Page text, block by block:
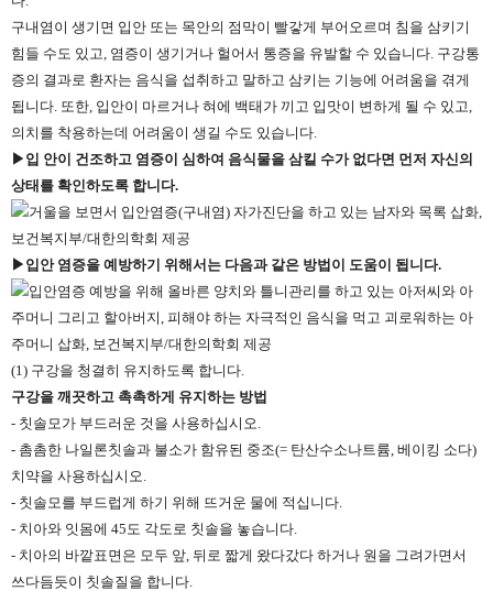
구내염이 생기면 입안 또는 목안의 점막이 빨갛게 부어오르며 침을 삼키기
힘들 수도 있고, 염증이 생기거나 헐어서 통증을 유발할 수 있습니다. 구강통
증의 결과로 환자는 음식을 섭취하고 말하고 삼키는 기능에 어려움을 겪게
됩니다. 또한, 입안이 마르거나 혀에 백태가 끼고 입맛이 변하게 될 수 있고,
의치를 착용하는데 어려움이 생길 수도 있습니다.
▶입 안이 건조하고 염증이 심하여 음식물을 삼킬 수가 없다면 먼저 자신의
상태를 확인하도록 합니다.
▶입안 염증을 예방하기 위해서는 다음과 같은 방법이 도움이 됩니다.
(1) 구강을 청결히 유지하도록 합니다.
구강을 깨끗하고 촉촉하게 유지하는 방법
- 칫솔모가 부드러운 것을 사용하십시오.
- 촘촘한 나일론칫솔과 불소가 함유된 중조(= 탄산수소나트륨, 베이킹 소다)
치약을 사용하십시오.
- 칫솔모를 부드럽게 하기 위해 뜨거운 물에 적십니다.
- 치아와 잇몸에 45도 각도로 칫솔을 놓습니다.
- 치아의 바깥표면은 모두 앞, 뒤로 짧게 왔다갔다 하거나 원을 그려가면서
쓰다듬듯이 칫솔질을 합니다.